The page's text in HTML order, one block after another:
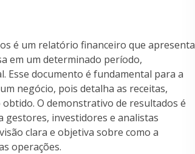
é um relatório financeiro que apresenta
em um determinado período,
Esse documento é fundamental para a
negócio, pois detalha as receitas,
O demonstrativo de resultados é
gestores, investidores e analistas
clara e objetiva sobre como a
operações.